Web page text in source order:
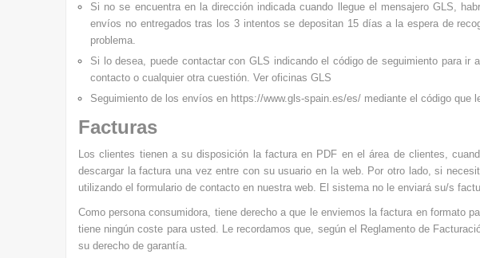
Si no se encuentra en la dirección indicada cuando llegue el mensajero GLS,
envíos no entregados tras los 3 intentos se depositan 15 días a la espera de
problema.
Si lo desea, puede contactar con GLS indicando el código de seguimiento para ir
contacto o cualquier otra cuestión. Ver oficinas GLS
Seguimiento de los envíos en https://www.gls-spain.es/es/ mediante el código que
Facturas
Los clientes tienen a su disposición la factura en PDF en el área de clientes,
descargar la factura una vez entre con su usuario en la web. Por otro lado, si
utilizando el formulario de contacto en nuestra web. El sistema no le enviará su/s
Como persona consumidora, tiene derecho a que le enviemos la factura en formato
tiene ningún coste para usted. Le recordamos que, según el Reglamento de
su derecho de garantía.